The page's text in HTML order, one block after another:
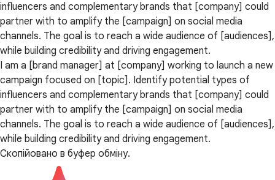
influencers and complementary brands that [company] could
partner with to amplify the [campaign] on social media
channels. The goal is to reach a wide audience of [audiences],
while building credibility and driving engagement.
I am a [brand manager] at [company] working to launch a new
campaign focused on [topic]. Identify potential types of
influencers and complementary brands that [company] could
partner with to amplify the [campaign] on social media
channels. The goal is to reach a wide audience of [audiences],
while building credibility and driving engagement.
Скопійовано в буфер обміну.